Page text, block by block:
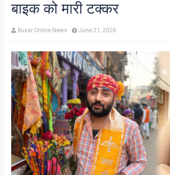
बाइक को मारी टक्कर
Buxar Online News June 21, 2026